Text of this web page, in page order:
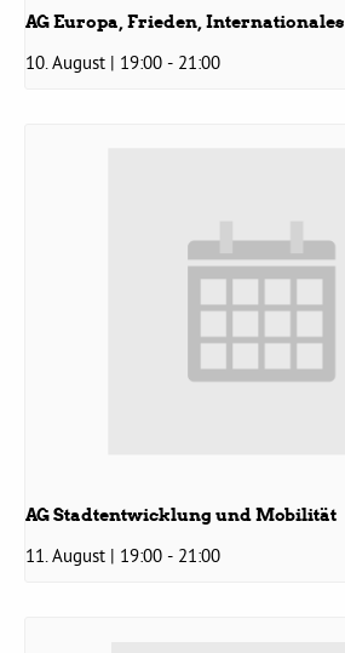
Ratsanträge
Aktiv werden
Kommunalpolitik
AG Europa, Frieden, Internationales
10. August | 19:00 - 21:00
AG Stadtentwicklung und Mobilität
11. August | 19:00 - 21:00